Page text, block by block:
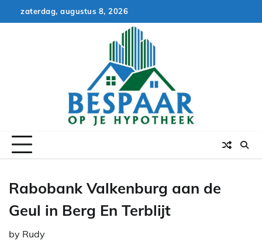
to
zaterdag, augustus 8, 2026
Rabobank Valkenburg aan de
Geul in Berg En Terblijt
by Rudy